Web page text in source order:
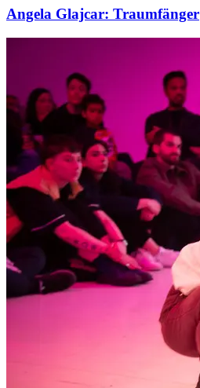
Angela Glajcar: Traumfänger